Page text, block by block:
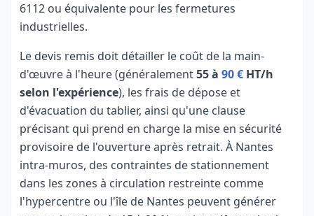
6112 ou équivalente pour les fermetures
industrielles.
Le devis remis doit détailler le coût de la main-
d'œuvre à l'heure (généralement55 à 90 € HT/h
selon l'expérience), les frais de dépose et
d'évacuation du tablier, ainsi qu'une clause
précisant qui prend en charge la mise en sécurité
provisoire de l'ouverture après retrait. À Nantes
intra-muros, des contraintes de stationnement
dans les zones à circulation restreinte comme
l'hypercentre ou l'île de Nantes peuvent générer